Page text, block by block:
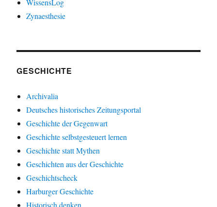
WissensLog
Zynaesthesie
GESCHICHTE
Archivalia
Deutsches historisches Zeitungsportal
Geschichte der Gegenwart
Geschichte selbstgesteuert lernen
Geschichte statt Mythen
Geschichten aus der Geschichte
Geschichtscheck
Harburger Geschichte
Historisch denken